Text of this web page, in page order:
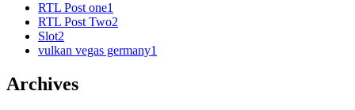
RTL Post one1
RTL Post Two2
Slot2
vulkan vegas germany1
Archives